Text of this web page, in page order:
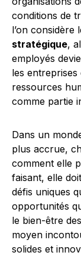
conditions de
l’on considère
stratégique,
employés
les
ressources
comme partie
Dans un
plus accrue,
comment elle
faisant, elle
défis uniques
opportunités
le bien-être
moyen
solides et